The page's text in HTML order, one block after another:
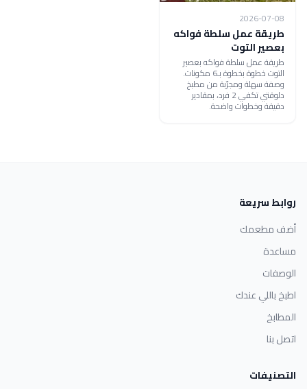
2026-07-08
طريقة عمل سلطة فواكه
بعصير التوت
طريقة عمل سلطة فواكه بعصير
التوت خطوة بخطوة بـ6 مكونات.
وصفة سهلة ومجرّبة من مطبخ
دلوقتي تكفي 2 فرد، بمقادير
دقيقة وخطوات واضحة.
روابط سريعة
أضف مطعمك
مساعدة
الوصفات
اطبخ باللي عندك
المطابخ
اتصل بنا
التصنيفات